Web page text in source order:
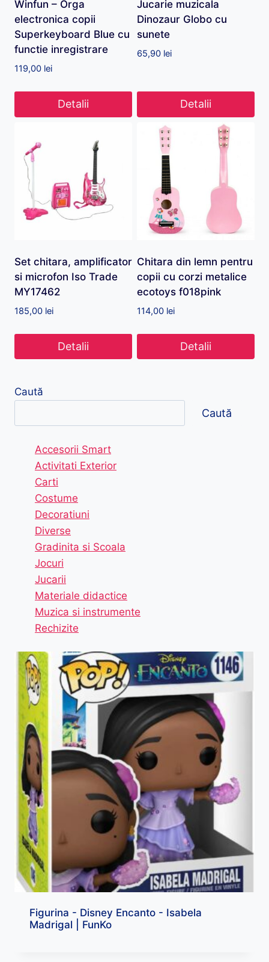
Winfun – Orga
electronica copii
Superkeyboard Blue cu
functie inregistrare
119,00 lei
Detalii
Jucarie muzicala
Dinozaur Globo cu
sunete
65,90 lei
Detalii
Set chitara, amplificator
si microfon Iso Trade
MY17462
185,00 lei
Detalii
Chitara din lemn pentru
copii cu corzi metalice
ecotoys f018pink
114,00 lei
Detalii
Caută
Caută
Accesorii Smart
Activitati Exterior
Carti
Costume
Decoratiuni
Diverse
Gradinita si Scoala
Jocuri
Jucarii
Materiale didactice
Muzica si instrumente
Rechizite
Figurina - Disney Encanto - Isabela
Madrigal | FunKo